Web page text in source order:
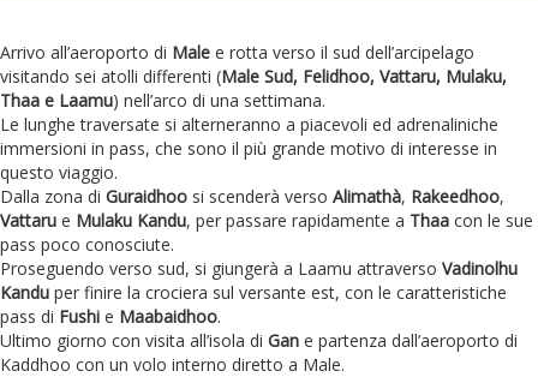
Arrivo all’aeroporto di Male e rotta verso il sud dell’arcipelago
visitando sei atolli differenti (Male Sud, Felidhoo, Vattaru, Mulaku,
Thaa e Laamu) nell’arco di una settimana.
Le lunghe traversate si alterneranno a piacevoli ed adrenaliniche
immersioni in pass, che sono il più grande motivo di interesse in
questo viaggio.
Dalla zona di Guraidhoo si scenderà verso Alimathà, Rakeedhoo,
Vattaru e Mulaku Kandu, per passare rapidamente a Thaa con le sue
pass poco conosciute.
Proseguendo verso sud, si giungerà a Laamu attraverso Vadinolhu
Kandu per finire la crociera sul versante est, con le caratteristiche
pass di Fushi e Maabaidhoo.
Ultimo giorno con visita all’isola di Gan e partenza dall’aeroporto di
Kaddhoo con un volo interno diretto a Male.